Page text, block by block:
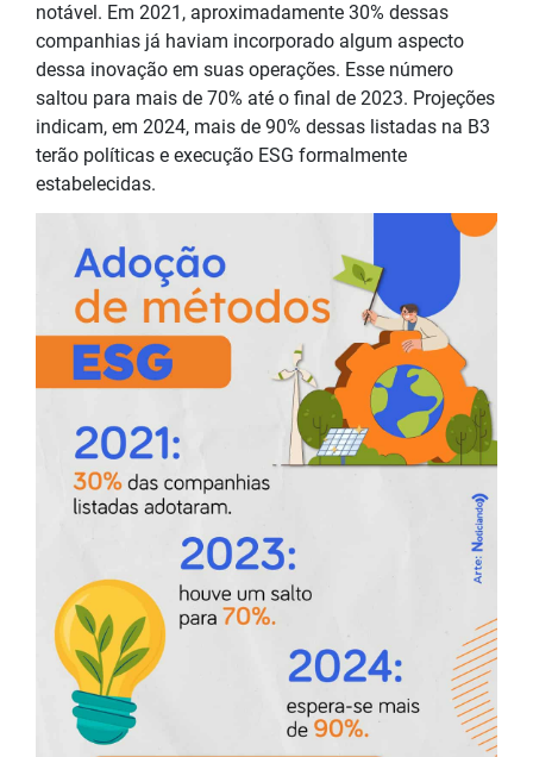
notável. Em 2021, aproximadamente 30% dessas
companhias já haviam incorporado algum aspecto
dessa inovação em suas operações. Esse número
saltou para mais de 70% até o final de 2023. Projeções
indicam, em 2024, mais de 90% dessas listadas na B3
terão políticas e execução ESG formalmente
estabelecidas.